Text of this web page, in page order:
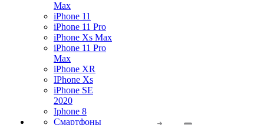
Max
iPhone 11
iPhone 11 Pro
iPhone Xs Max
iPhone 11 Pro
Max
iPhone XR
IPhone Xs
iPhone SE
2020
Iphone 8
Смартфоны